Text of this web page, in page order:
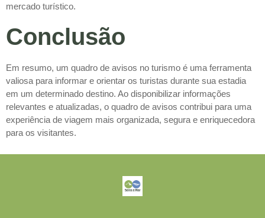
mercado turístico.
Conclusão
Em resumo, um quadro de avisos no turismo é uma ferramenta
valiosa para informar e orientar os turistas durante sua estadia
em um determinado destino. Ao disponibilizar informações
relevantes e atualizadas, o quadro de avisos contribui para uma
experiência de viagem mais organizada, segura e enriquecedora
para os visitantes.